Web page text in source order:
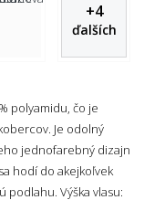
+4
ďalších
polyamidu, čo je
Je odolný
jednofarebný dizajn
hodí do akejkoľvek
podlahu. Výška vlasu: